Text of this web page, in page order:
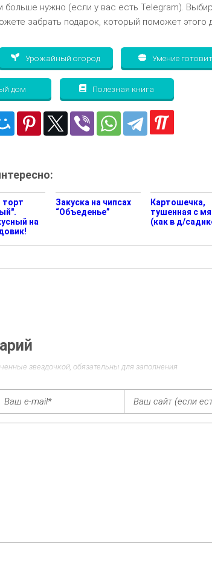
больше нужно (если у вас есть Telegram).
забрать подарок, который поможет этого
Урожайный огород Умение
дом Полезная книга
на
Закуска на чипсах
“Объеденье”
Картошечка,
тушенная с
(как в д/
звездочкой, обязательны для заполнения